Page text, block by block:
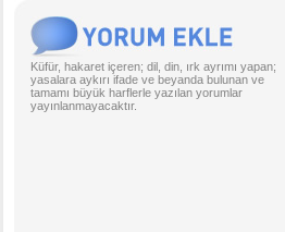
Küfür, hakaret içeren; dil, din, ırk ayrımı yapan;
yasalara aykırı ifade ve beyanda bulunan ve
tamamı büyük harflerle yazılan yorumlar
yayınlanmayacaktır.